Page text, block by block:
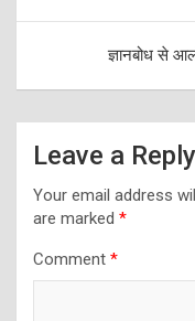
ज्ञानबोध से
Leave a Reply
Your email address
are marked *
Comment *